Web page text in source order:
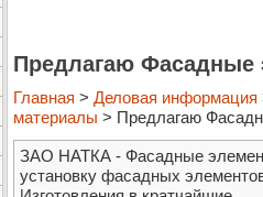
Предлагаю Фасадные
Главная > Деловая информация
материалы > Предлагаю
ЗАО НАТКА - Фасадные
установку фасадных